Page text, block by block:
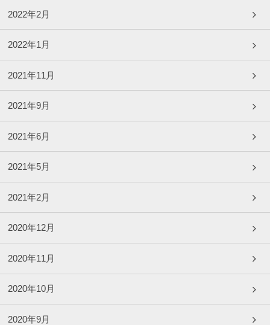
2022年2月
2022年1月
2021年11月
2021年9月
2021年6月
2021年5月
2021年2月
2020年12月
2020年11月
2020年10月
2020年9月